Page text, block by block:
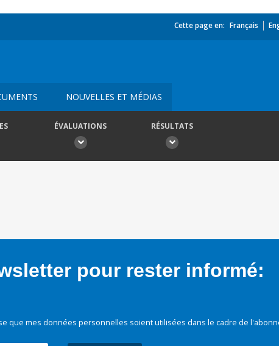
Cette page en: Français
NOUVELLES ET MÉDIAS
ÉVALUATIONS RÉSULTATS
pour rester informé:
que mes données personnelles soient utilisées dans le cadre de